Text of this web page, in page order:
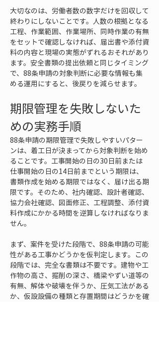
大切なのは、労働者数の数字だけを回収して
終わりにしないことです。人数の根拠となる
工程、作業範囲、作業場所、同時作業の有無
をセットで確認しなければ、届出書や添付資
料の内容と現場の実態がずれるおそれがあり
ます。安全書類の提出依頼と同じタイミング
で、88条申請の対象判断に必要な情報も集
める運用にすると、後戻りを減らせます。
期限管理を失敗しないた
めの実務手順
88条申請の期限管理で失敗しやすいパター
ンは、着工日が決まってから対象判断を始め
ることです。工事開始の日の30日前または
仕事開始の日の14日前までという期限は、
書類作成を始める期限ではなく、届け出る期
限です。そのため、社内確認、設計者確認、
協力会社確認、図面修正、工程調整、添付資
料作成にかかる時間を逆算しなければなりま
せん。
まず、案件を受けた段階で、88条申請の可能
性がある工事かどうかを仮判定します。この
段階では、完全な書類は不要です。建物や工
作物の高さ、掘削の深さ、橋梁やずい道等の
有無、解体や破壊を伴うか、圧気工法がある
か、仮設設備の種類と存置期間はどうかを確